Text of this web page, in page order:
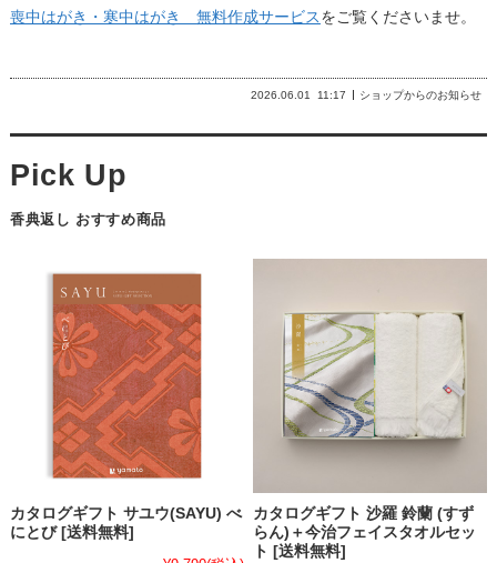
喪中はがき・寒中はがき 無料作成サービス をご覧くださいませ。
2026.06.01 11:17 ショップからのお知らせ
香典返し おすすめ商品
カタログギフト サユウ(SAYU) べ
にとび [送料無料]
カタログギフト 沙羅 鈴蘭 (すず
らん)＋今治フェイスタオルセッ
ト [送料無料]